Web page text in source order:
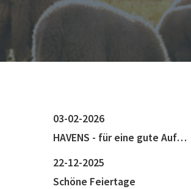
03-02-2026
HAVENS - für eine gute Aufzucht
22-12-2025
Schöne Feiertage